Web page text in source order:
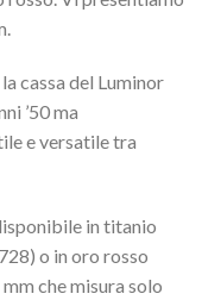
cassa del Luminor
’50 ma
e versatile tra
in titanio
o in oro rosso
che misura solo